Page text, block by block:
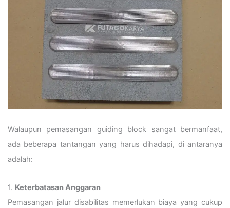
Walaupun pemasangan guiding block sangat bermanfaat,
ada beberapa tantangan yang harus dihadapi, di antaranya
adalah:
1. Keterbatasan Anggaran
Pemasangan jalur disabilitas memerlukan biaya yang cukup